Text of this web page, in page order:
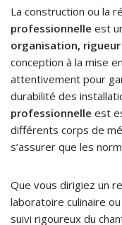
La construction ou la
professionnelle est
organisation,
conception à la mise
attentivement pour
durabilité des
professionnelle est
différents corps de
s’assurer que les
Que vous dirigiez un
laboratoire culinaire
suivi rigoureux du